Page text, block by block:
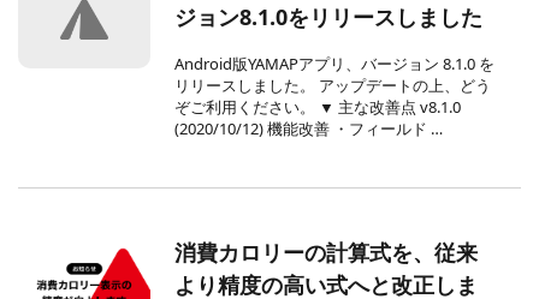
ジョン8.1.0をリリースしました
Android版YAMAPアプリ、バージョン 8.1.0 を
リリースしました。 アップデートの上、どう
ぞご利用ください。 ▼ 主な改善点 v8.1.0
(2020/10/12) 機能改善 ・フィールド …
消費カロリーの計算式を、従来
より精度の高い式へと改正しま